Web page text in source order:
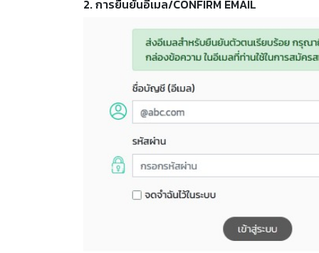
2. การยืนยันอีเมล/CONFIRM EMAIL